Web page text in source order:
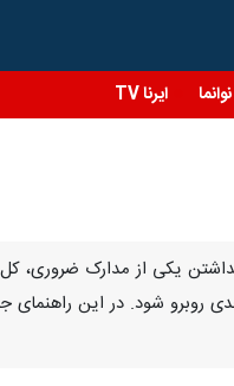
نوانما ایرنا TV
نداشتن یکی از مدارک
روبرو شود. در این راهنمای